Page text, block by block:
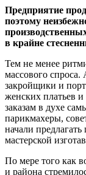
Предприятие
поэтому
в крайне
Тем не менее
массового
закройщики и
женских платьев
заказам в духе
парикмахеры,
начали
мастерской
По мере того как
и района